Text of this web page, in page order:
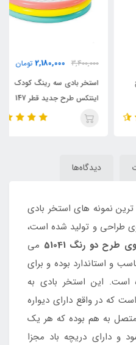
3,400,000
2,180,000 تومان
استخر بادی سه رینگ کودک
اینتکس طرح جدید قطر 147
دیدگاه‌ها
نمونه های استخر بادی
و تولید شده است،
دو رنگ 51041
می
و استاندارد بوده و برای
است. این استخر بادی به
که در واقع دارای دیواره
به هم بوده که هر یک
و دارای دریچه باد مجزا